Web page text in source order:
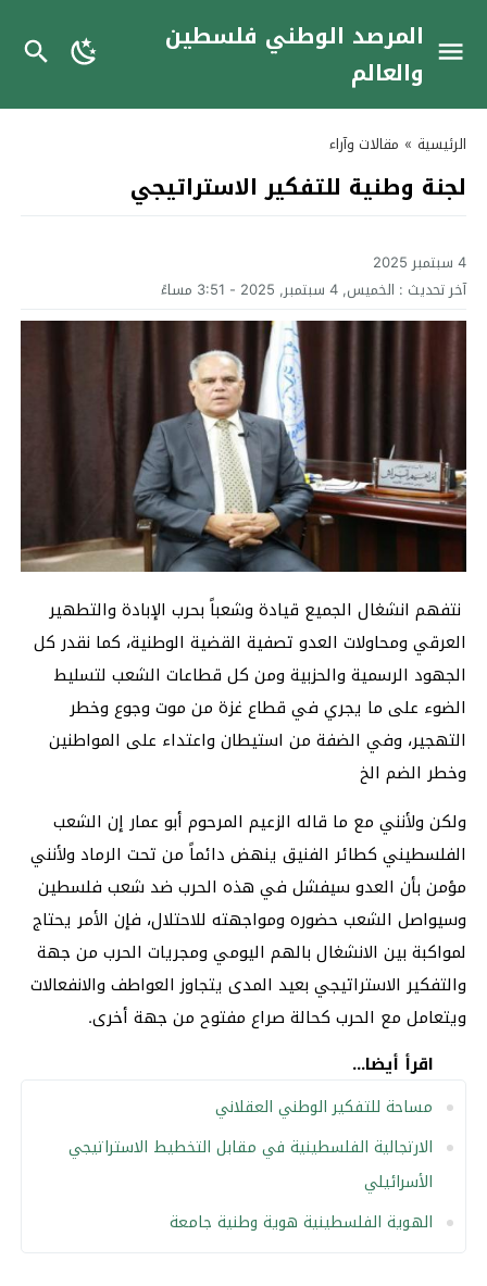
المرصد الوطني فلسطين
والعالم
الرئيسية » مقالات وآراء
لجنة وطنية للتفكير الاستراتيجي
4 سبتمبر 2025
آخر تحديث : الخميس, 4 سبتمبر, 2025 - 3:51 مساءً
نتفهم انشغال الجميع قيادة وشعباً بحرب الإبادة والتطهير
العرقي ومحاولات العدو تصفية القضية الوطنية، كما نقدر كل
الجهود الرسمية والحزبية ومن كل قطاعات الشعب لتسليط
الضوء على ما يجري في قطاع غزة من موت وجوع وخطر
التهجير، وفي الضفة من استيطان واعتداء على المواطنين
وخطر الضم الخ
ولكن ولأنني مع ما قاله الزعيم المرحوم أبو عمار إن الشعب
الفلسطيني كطائر الفنيق ينهض دائماً من تحت الرماد ولأنني
مؤمن بأن العدو سيفشل في هذه الحرب ضد شعب فلسطين
وسيواصل الشعب حضوره ومواجهته للاحتلال، فإن الأمر يحتاج
لمواكبة بين الانشغال بالهم اليومي ومجريات الحرب من جهة
والتفكير الاستراتيجي بعيد المدى يتجاوز العواطف والانفعالات
ويتعامل مع الحرب كحالة صراع مفتوح من جهة أخرى.
اقرأ أيضا...
مساحة للتفكير الوطني العقلاني
الارتجالية الفلسطينية في مقابل التخطيط الاستراتيجي
الأسرائيلي
الهوية الفلسطينية هوية وطنية جامعة